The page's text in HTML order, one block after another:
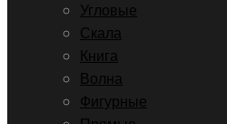
Угловые
Скала
Книга
Волна
Фигурные